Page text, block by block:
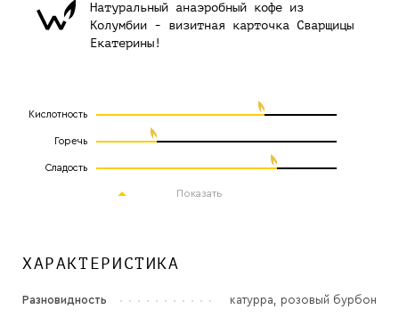
ХАРАКТЕРИСТИКА
Разновидность катурра, розовый бурбон
Натуральный анаэробный кофе из
Колумбии - визитная карточка Сварщицы
Екатерины!
Кислотность
Горечь
Сладость
Показать